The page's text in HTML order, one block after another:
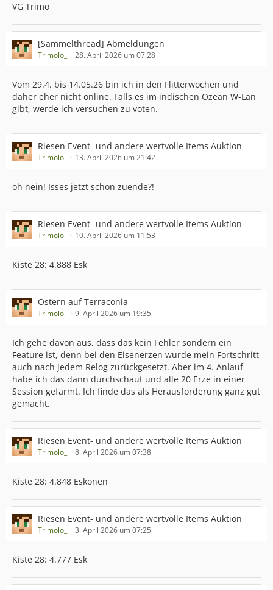
VG Trimo
[Sammelthread] Abmeldungen
Trimolo_ 28. April 2026 um 07:28
Vom 29.4. bis 14.05.26 bin ich in den Flitterwochen und
daher eher nicht online. Falls es im indischen Ozean W-Lan
gibt, werde ich versuchen zu voten.
Riesen Event- und andere wertvolle Items Auktion
Trimolo_ 13. April 2026 um 21:42
oh nein! Isses jetzt schon zuende?!
Riesen Event- und andere wertvolle Items Auktion
Trimolo_ 10. April 2026 um 11:53
Kiste 28: 4.888 Esk
Ostern auf Terraconia
Trimolo_ 9. April 2026 um 19:35
Ich gehe davon aus, dass das kein Fehler sondern ein
Feature ist, denn bei den Eisenerzen wurde mein Fortschritt
auch nach jedem Relog zurückgesetzt. Aber im 4. Anlauf
habe ich das dann durchschaut und alle 20 Erze in einer
Session gefarmt. Ich finde das als Herausforderung ganz gut
gemacht.
Riesen Event- und andere wertvolle Items Auktion
Trimolo_ 8. April 2026 um 07:38
Kiste 28: 4.848 Eskonen
Riesen Event- und andere wertvolle Items Auktion
Trimolo_ 3. April 2026 um 07:25
Kiste 28: 4.777 Esk